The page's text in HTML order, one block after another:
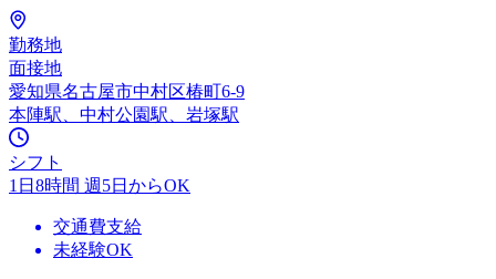
勤務地
面接地
愛知県名古屋市中村区椿町6-9
本陣駅、中村公園駅、岩塚駅
シフト
1日8時間 週5日からOK
交通費支給
未経験OK